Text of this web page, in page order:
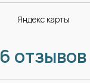
Яндекс карты
6 отзывов